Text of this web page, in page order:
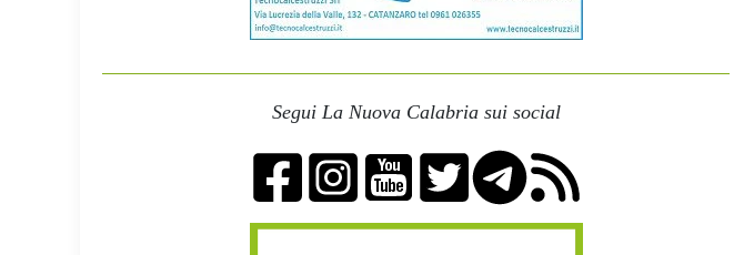
Segui La Nuova Calabria sui social